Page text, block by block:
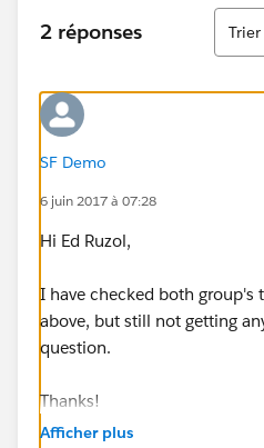
2 réponses
Tri
SF Demo
6 juin 2017 à 07:28
Hi Ed Ruzol,
I have checked both group's
above, but still not getting
question.
Thanks!
Afficher plus